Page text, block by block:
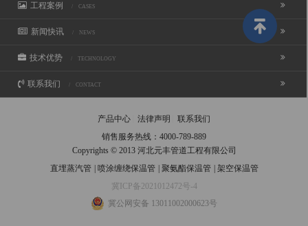
工程案例 / CASES
新闻快讯 / NEWS
技术优势 / TECHNOLOGY
联系我们 / CONTACT
产品中心 法律声明
联系我们
销售服务热线： 4000-789-889
Copyrights © 2013 河北元丰管道工程有限公司
直埋蒸汽管
喷涂缠绕保温管 聚氨酯保温管
架空保温管
冀ICP备2021012472号-4
冀公网安备 13011002000623号